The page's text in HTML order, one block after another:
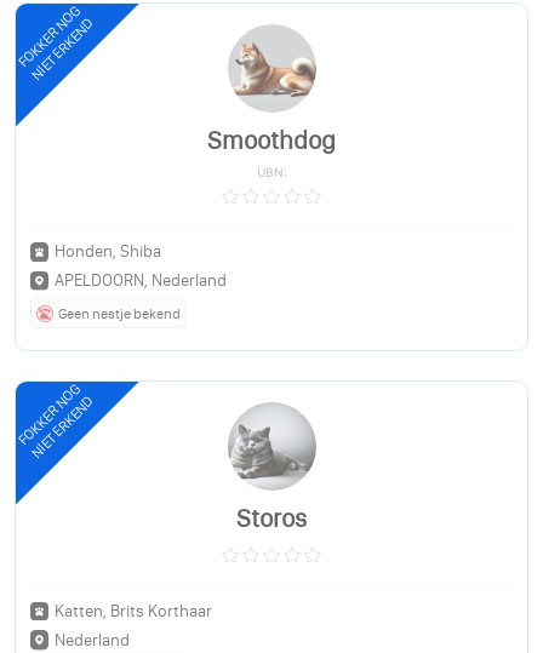
FOKKER NOG
NIET ERKEND
Smoothdog
UBN:
Honden, Shiba
APELDOORN, Nederland
Geen nestje bekend
FOKKER NOG
NIET ERKEND
Storos
Katten, Brits Korthaar
Nederland